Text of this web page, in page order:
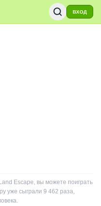
ВХОД
Escape, вы можете поиграть
уже сыграли 9 462 раза,
.